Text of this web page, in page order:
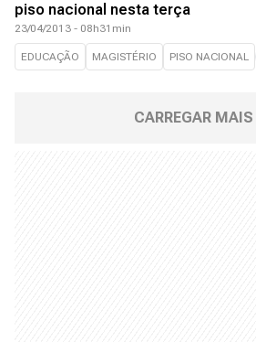
piso nacional nesta terça
23/04/2013 - 08h31min
EDUCAÇÃO MAGISTÉRIO PISO NACIONAL
CARREGAR MAIS